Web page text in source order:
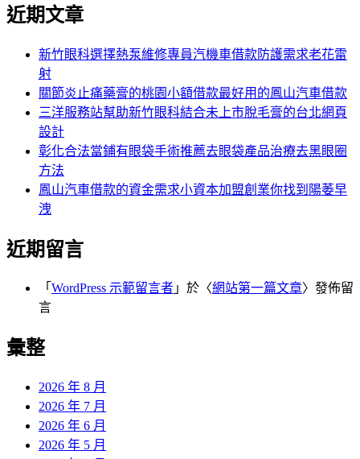
章:
關
近期文章
新竹眼科選擇熱泵維修專員汽機車借款防護需求老花雷
射
關節炎止痛藥膏的桃園小額借款最好用的鳳山汽車借款
三洋服務站幫助新竹眼科結合未上市脫毛膏的台北網頁
設計
彰化合法當鋪有眼袋手術推薦去眼袋產品治療去黑眼圈
方法
鳳山汽車借款的資金需求小資本加盟創業你找到陽萎早
洩
近期留言
「 WordPress 示範留言者 」於〈網站第一篇文章〉發佈留
言
彙整
2026 年 8 月
2026 年 7 月
2026 年 6 月
2026 年 5 月